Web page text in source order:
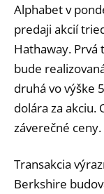
Alphabet v
predaji akcií
Hathaway.
bude
druhá vo výške
dolára za akciu.
záverečné ceny.
Transakcia
Berkshire